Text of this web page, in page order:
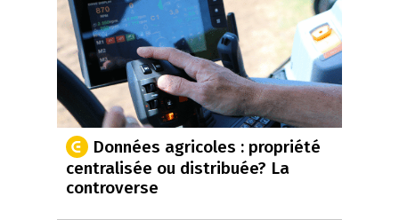
Données agricoles : propriété
centralisée ou distribuée? La
controverse